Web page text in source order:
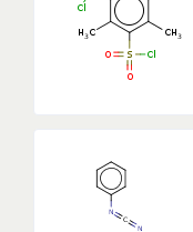
山东省
Diyl) Tribenzoate